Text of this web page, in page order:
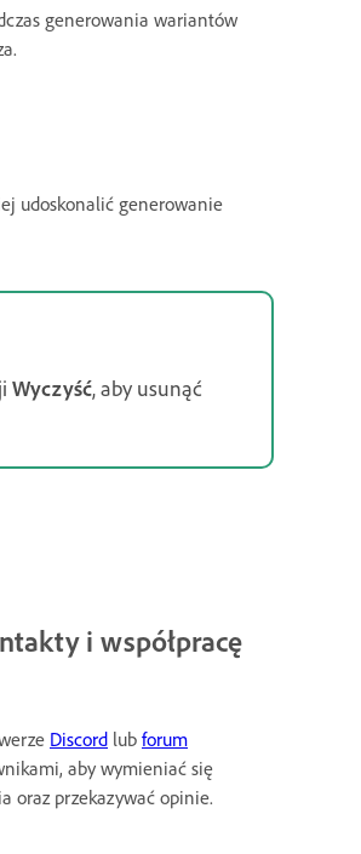
generowania wariantów
udoskonalić generowanie
Wyczyść, aby usunąć
i współpracę
Discord lub forum
aby wymieniać się
oraz przekazywać opinie.